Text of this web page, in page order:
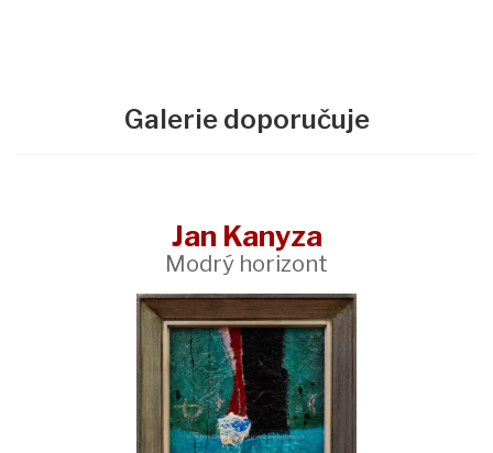
Galerie doporučuje
Jan Kanyza
Modrý horizont